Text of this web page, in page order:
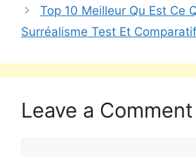
Top 10 Meilleur Qu Est Ce
Surréalisme Test Et Comparatif
Leave a Comment